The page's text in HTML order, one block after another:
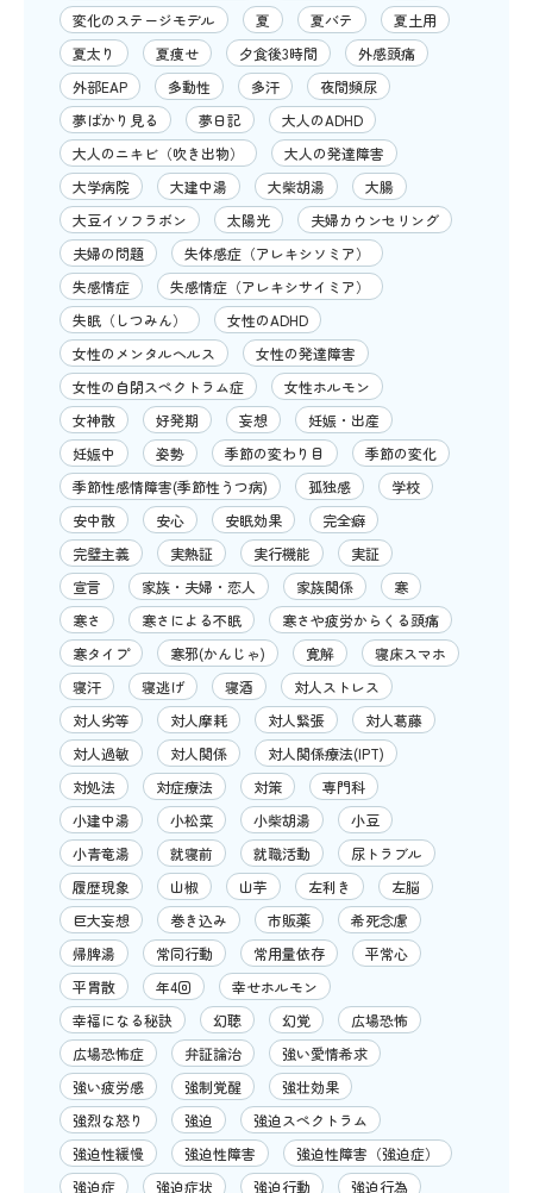
変化のステージモデル
夏 夏バテ
夏土用
夏太り
夏痩せ 夕食後3時間
外感頭痛
外部EAP
多動性 多汗
夜間頻尿
夢ばかり見る
夢日記
大人のADHD
大人のニキビ（吹き出物）
大人の発達障害
大学病院
大建中湯 大柴胡湯
大腸
大豆イソフラボン
太陽光
夫婦カウンセリング
夫婦の問題
失体感症（アレキシソミア）
失感情症
失感情症（アレキシサイミア）
失眠（しつみん）
女性のADHD
女性のメンタルヘルス
女性の発達障害
女性の自閉スペクトラム症
女性ホルモン
女神散
好発期 妄想
妊娠・出産
妊娠中
姿勢 季節の変わり目
季節の変化
季節性感情障害(季節性うつ病)
孤独感
学校
安中散
安心 安眠効果
完全癖
完璧主義
実熱証 実行機能
実証
宣言
家族・夫婦・恋人 家族関係
寒
寒さ
寒さによる不眠
寒さや疲労からくる頭痛
寒タイプ
寒邪(かんじゃ) 寛解
寝床スマホ
寝汗
寝逃げ 寝酒
対人ストレス
対人劣等
対人摩耗 対人緊張
対人葛藤
対人過敏
対人関係
対人関係療法(IPT)
対処法
対症療法 対策
専門科
小建中湯
小松菜 小柴胡湯
小豆
小青竜湯
就寝前 就職活動
尿トラブル
履歴現象
山椒 山芋 左利き
左脳
巨大妄想
巻き込み 市販薬
希死念慮
帰脾湯
常同行動 常用量依存
平常心
平胃散
年4回
幸せホルモン
幸福になる秘訣
幻聴 幻覚
広場恐怖
広場恐怖症
弁証論治
強い愛情希求
強い疲労感
強制覚醒
強壮効果
強烈な怒り
強迫
強迫スペクトラム
強迫性緩慢
強迫性障害
強迫性障害（強迫症）
強迫症
強迫症状 強迫行動 強迫行為